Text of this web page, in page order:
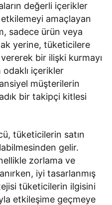
değerli içerikler
amaçlayan
sadece ürün veya
yerine, tüketicilere
bir ilişki kurmayı
içerikler
müşterilerin
bir takipçi kitlesi
tüketicilerin satın
gelir.
zorlama ve
iyi tasarlanmış
tüketicilerin ilgisini
etkileşime geçmeye